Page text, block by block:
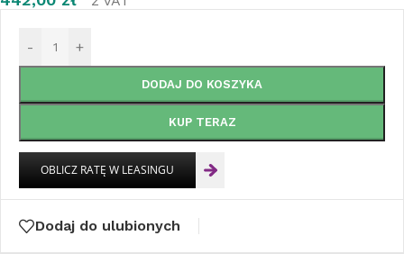
- +
DODAJ DO KOSZYKA
KUP TERAZ
Dodaj do ulubionych